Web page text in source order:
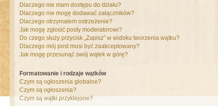
Dlaczego nie mam dostępu do działu?
Dlaczego nie mogę dodawać załączników?
Dlaczego otrzymałem ostrzeżenie?
Jak mogę zgłosić posty moderatorowi?
Do czego służy przycisk „Zapisz” w widoku tworzenia wątku?
Dlaczego mój post musi być zaakceptowany?
Jak mogę przesunąć swój wątek w górę?
Formatowanie i rodzaje wątków
Czym są ogłoszenia globalne?
Czym są ogłoszenia?
Czym są wątki przyklejone?